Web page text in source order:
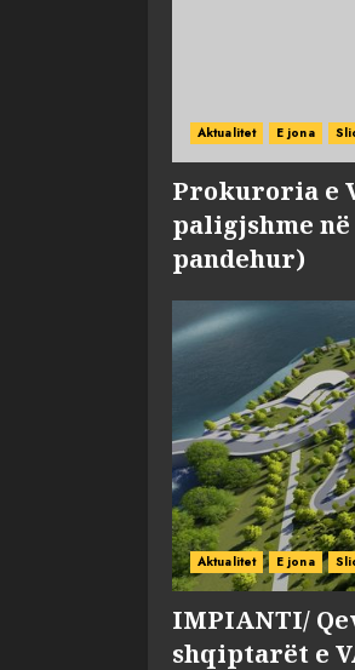
Aktualitet E jona
Prokuroria e
paligjshme
pandehur)
Aktualitet E jona
IMPIANTI/
shqiptarët e